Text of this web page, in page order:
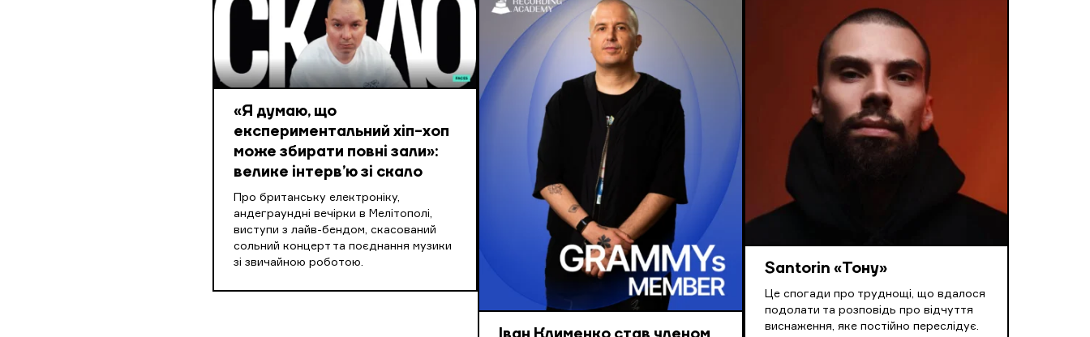
«Я думаю, що
експериментальний хіп-хоп
може збирати повні зали»:
велике інтерв’ю зі скало
Про британську електроніку,
андеграундні вечірки в Мелітополі,
виступи з лайв-бендом, скасований
сольний концерт та поєднання музики
зі звичайною роботою.
Santorin «Тону»
Це спогади про труднощі, що вдалося
подолати та розповідь про відчуття
виснаження, яке постійно переслідує.